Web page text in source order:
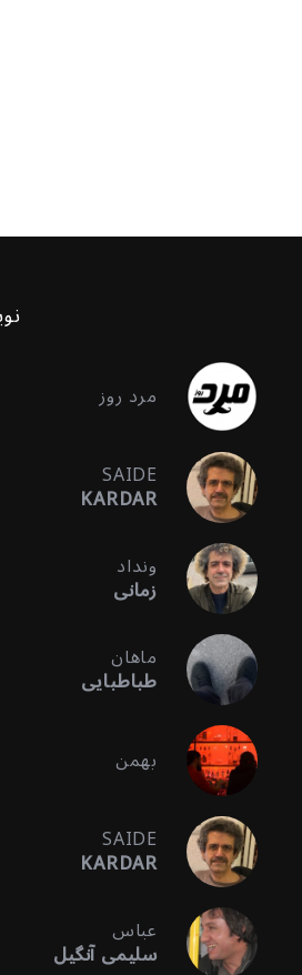
مرد روز
SAIDE
KARDAR
ونداد
زمانی
ماهان
طباطبایی
بهمن
SAIDE
KARDAR
عباس
سلیمی آنگیل